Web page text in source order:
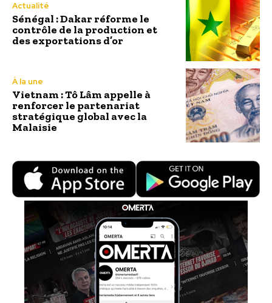
Actualité
Sénégal : Dakar réforme le
contrôle de la production et
des exportations d’or
À la une
Vietnam : Tô Lâm appelle à
renforcer le partenariat
stratégique global avec la
Malaisie